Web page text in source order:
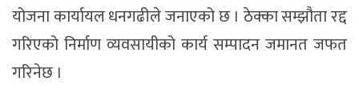
योजना कार्यायल धनगढीले जनाएको छ । ठेक्का सम्झौता रद्द
गरिएको निर्माण व्यवसायीको कार्य सम्पादन जमानत जफत
गरिनेछ ।